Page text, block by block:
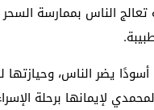
الناس بممارسة
يضر الناس، وحيازتها
لإيمانها برحلة